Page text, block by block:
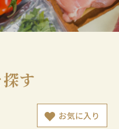
す
お気に入り